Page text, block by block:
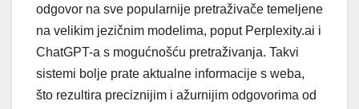
odgovor na sve popularnije pretraživače temeljene
na velikim jezičnim modelima, poput Perplexity.ai i
ChatGPT-a s mogućnošću pretraživanja. Takvi
sistemi bolje prate aktualne informacije s weba,
što rezultira preciznijim i ažurnijim odgovorima od